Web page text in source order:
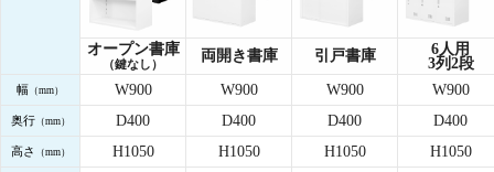
オープン書庫
（鍵なし） 両開き書庫 引戸書庫
6人用
3列2段
幅 （mm） W900 W900 W900 W900
奥行（mm） D400 D400 D400 D400
高さ （mm） H1050 H1050 H1050 H1050